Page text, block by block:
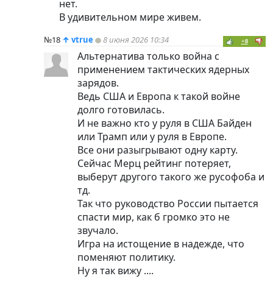
нет.
В удивительном мире живем.
№18 ↑ vtrue 8 июня 2026 10:34 +8
Альтернатива только война с
применением тактических ядерных
зарядов.
Ведь США и Европа к такой войне
долго готовилась.
И не важно кто у руля в США Байден
или Трамп или у руля в Европе.
Все они разыгрывают одну карту.
Сейчас Мерц рейтинг потеряет,
выберут другого такого же русофоба и
тд.
Так что руководство России пытается
спасти мир, как б громко это не
звучало.
Игра на истощение в надежде, что
поменяют политику.
Ну я так вижу ....